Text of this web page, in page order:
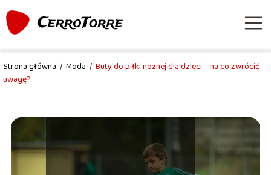
Strona główna / Moda / Buty do piłki nożnej dla dzieci – na co zwrócić
uwagę?